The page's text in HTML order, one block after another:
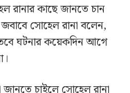
রানার কাছে জানতে চান
সোহেল রানা বলেন,
ঘটনার কয়েকদিন আগে